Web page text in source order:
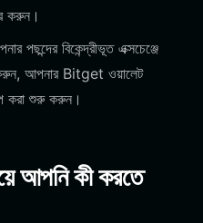
করুন।
পছন্দের বিকেন্দ্রীভূত এক্সচেঞ্জে
আপনার Bitget ওয়ালেট
করা শুরু করুন।
আপনি কী করতে